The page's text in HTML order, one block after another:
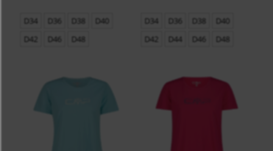
D34 D36 D38
D40
D42
D46 D48
D34 D36 D38
D40
D42
D44 D46 D48